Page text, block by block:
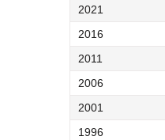
2021
2016
2011
2006
2001
1996